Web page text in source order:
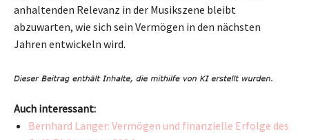
anhaltenden Relevanz in der Musikszene bleibt
abzuwarten, wie sich sein Vermögen in den nächsten
Jahren entwickeln wird.
Auch interessant:
Bernhard Langer: Vermögen und finanzielle Erfolge des